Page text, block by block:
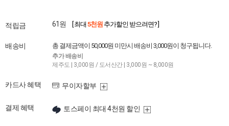
적립금 61원 [ 최대 5천원 추가할인 받으려면? ]
배송비 총 결제금액이 50,000원 미만시 배송비 3,000원이 청구됩니다.
추가 배송비
제주도 | 3,000원 / 도서산간 | 3,000원 ~ 8,000원
카드사 혜택 무이자할부
결제 혜택 토스페이 최대 4천원 할인